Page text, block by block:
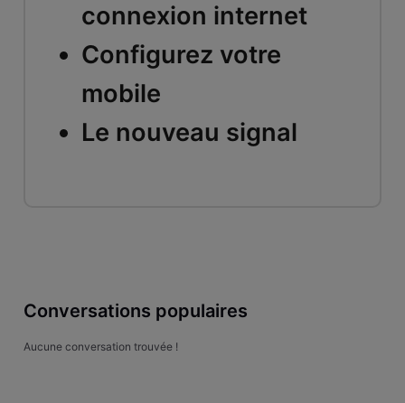
connexion internet
Configurez votre
mobile
Le nouveau signal
Conversations populaires
Aucune conversation trouvée !